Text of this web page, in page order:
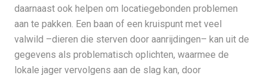
daarnaast ook helpen om locatiegebonden problemen
aan te pakken. Een baan of een kruispunt met veel
valwild –dieren die sterven door aanrijdingen– kan uit de
gegevens als problematisch oplichten, waarmee de
lokale jager vervolgens aan de slag kan, door